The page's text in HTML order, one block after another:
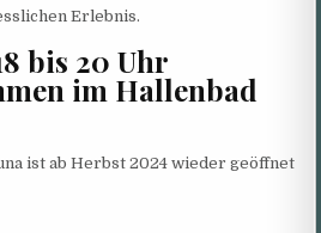
Erlebnis.
bis 20 Uhr
im Hallenbad
ist ab Herbst 2024 wieder geöffnet